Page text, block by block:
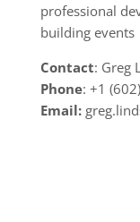
professional
building events
Contact: Greg
Phone: +1
Email: